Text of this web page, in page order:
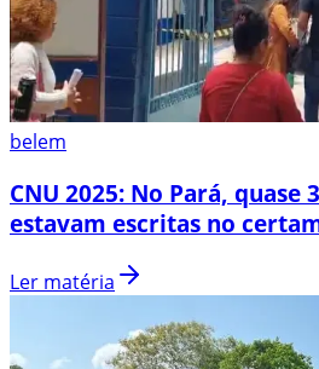
belem
CNU 2025: No Pará, quase
estavam escritas no
Ler matéria